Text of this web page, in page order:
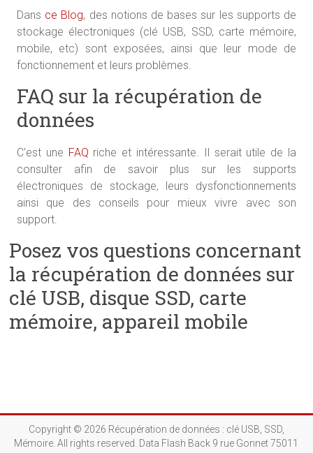
Dans ce Blog, des notions de bases sur les supports de
stockage électroniques (clé USB, SSD, carte mémoire,
mobile, etc) sont exposées, ainsi que leur mode de
fonctionnement et leurs problèmes.
FAQ sur la récupération de
données
C'est une FAQ riche et intéressante. Il serait utile de la
consulter afin de savoir plus sur les supports
électroniques de stockage, leurs dysfonctionnements
ainsi que des conseils pour mieux vivre avec son
support.
Posez vos questions concernant
la récupération de données sur
clé USB, disque SSD, carte
mémoire, appareil mobile
Copyright © 2026 Récupération de données : clé USB, SSD,
Mémoire . All rights reserved. Data Flash Back 9 rue Gonnet 75011